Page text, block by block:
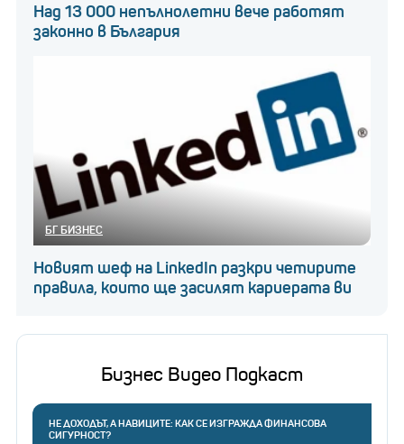
S&P 500 и Nasdaq се
и двата върнаха някои
предишни печалби. Нова Зеландия се понижи на
отваряне, а австралийските акции (.AXJO)
отвориха със загуба от 0,5%. Доларът-убежище
загуби позиции спрямо стерлинга и еврото, но се
повиши спрямо йената.
Натискът върху UBS помогна за
Над 13 000 непълнолетни вече работят
законно в България
БГ БИЗНЕС
Новият шеф на LinkedIn разкри четирите
правила, които ще засилят кариерата ви
Бизнес Видео Подкаст
НЕ ДОХОДЪТ, А НАВИЦИТЕ: КАК СЕ ИЗГРАЖДА ФИНАНСОВА
СИГУРНОСТ?